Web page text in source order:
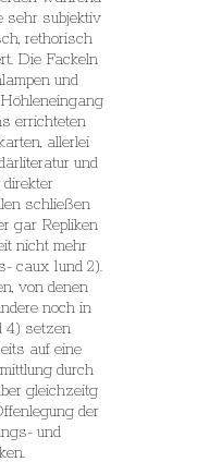
sehr subjektiv
rethorisch
Die Fackeln
und
errichteten
allerlei
und
schließen
gar Repliken
nicht mehr
caux 1und 2).
von denen
noch in
4) setzen
auf eine
durch
gleichzeitg
der
und